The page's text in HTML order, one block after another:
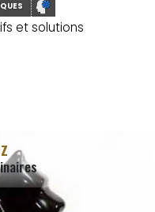
et solutions